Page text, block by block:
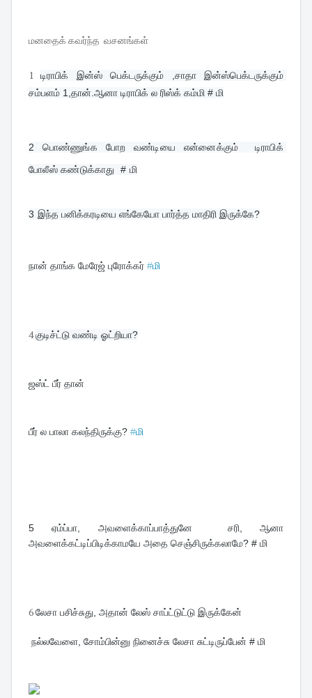
மனதைக் கவர்ந்த வசனங்கள்
1டிராபிக் இன்ஸ் பெக்டருக்கும் ,சாதா இன்ஸ்பெக்டருக்கும்
சம்பளம் 1,தான்.ஆனா டிராபிக் ல ரிஸ்க் கம்மி # மி
2 பொண்ணுங்க போற வண்டியை என்னைக்கும்  டிராபிக்
போலீஸ் கண்டுக்காது  # மி
3 இந்த பனிக்கரடியை எங்கேயோ பார்த்த மாதிரி இருக்கே?
நான் தாங்க மேரேஜ் புரோக்கர் #மி
4குடிச்ட்டு வண்டி ஓட்றியா?
ஜஸ்ட் பீர் தான்
பீர் ல பாலா கலந்திருக்கு? #மி
5 ஏம்ப்பா, அவளைக்காப்பாத்துனே  சரி, ஆனா
அவளைக்கட்டிப்பிடிக்காமயே அதை செஞ்சிருக்கலாமே? # மி
6லேசா பசிச்சுது, அதான் லேஸ் சாப்ட்டுட்டு இருக்கேன்
நல்லவேளை, சோம்பின்னு நினைச்சு லேசா சுட்டிருப்பேன் # மி